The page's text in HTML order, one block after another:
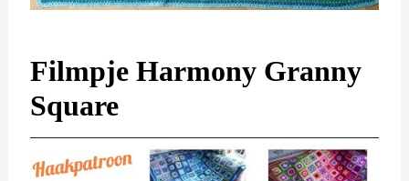
Filmpje Harmony Granny
Square